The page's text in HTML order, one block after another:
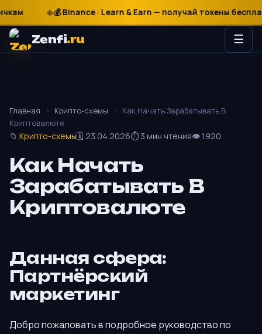
₽
$
€💰 Binance · Learn & Earn — получай токены бесплатно
Zenfi.ru ☰
Главная › Крипто-схемы ›
Как Начать Зарабатывать В
Криптовалюте
📁 Крипто-схемы🗓 23.04.2026⏱ 3 мин чтения👁 1920
Как Начать
Зарабатывать В
Криптовалюте
Данная сфера:
Партнёрский
маркетинг
Добро пожаловать в подробное руководство по